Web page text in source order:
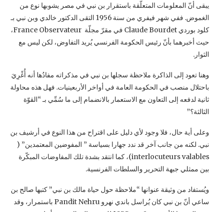
يبقى أنّ المعلومات المتعلّقة باستقرار بن نبي في مصر يشوبها نوع من
الغموض. ففي شهر فيفري من ‏سنة 1956 التقى الدكتور خالدي وبن نبي بـ
كلود بوردي ‏Claude Bourdet‏ في مقرّ مجلّة ‏France ‎Observateur ‎،
حيث أخبرهما بأنّ رئيس الحكومة الفرنسي يُريد التفاوض، لكن ليس مع
الثوار.‏
وهنا تعود إلى الذاكرة ملاحظة سجلها بن نبي في مذكراته مفادُها أنه أُغْرِيَ
باحتلال منصب في الحكومة ‏العامة في أواخر الأربعينيات. فهل هذه محاولة
ثانية لدفعه إلى التعاون مع الاستعمار بالانضمام إلى ما ‏سُمِّي بـ “القوّة
الثالثة؟” ‏
وعلى أية حال، فلا وجود لأي دليل على اقتراح من هذا النوع في أرشيف بن
interlocuteurs valables‏)، كما انتقد بشدة تلك ‏المفاوضات المبكّرة
بين ممثلي جبهة التحرير والسلطات الفرنسية.‏
ويُستفاد من وثيقة عنوانها “ملاحظة حول حياة مالك بن نبي” كتبها صالح بن
ساعي أنّ بن نبي كان ‏يُراسل باندي نهرو ‏Pandit Nehru‏ باستمرار، وقد